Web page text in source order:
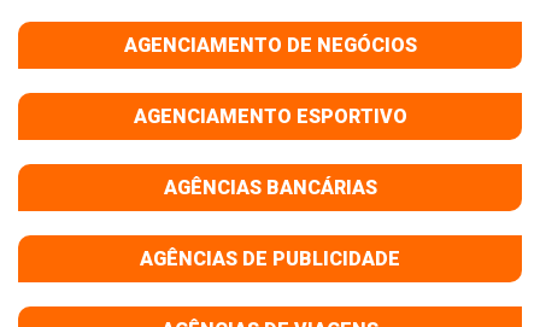
AGENCIAMENTO DE NEGÓCIOS
AGENCIAMENTO ESPORTIVO
AGÊNCIAS BANCÁRIAS
AGÊNCIAS DE PUBLICIDADE